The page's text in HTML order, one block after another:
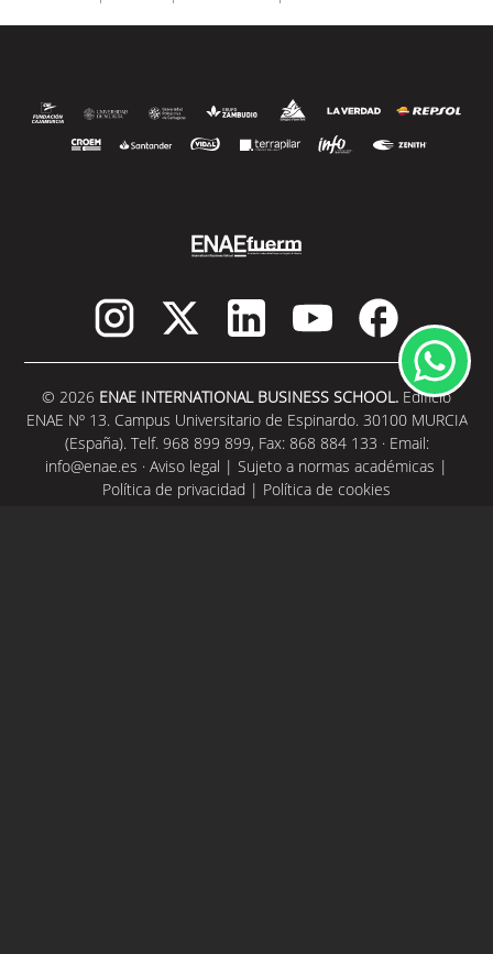
© 2026 ENAE INTERNATIONAL BUSINESS SCHOOL. Edificio
ENAE Nº 13. Campus Universitario de Espinardo. 30100 MURCIA
(España). Telf. 968 899 899, Fax: 868 884 133 · Email:
info@enae.es · Aviso legal | Sujeto a normas académicas |
Política de privacidad | Política de cookies